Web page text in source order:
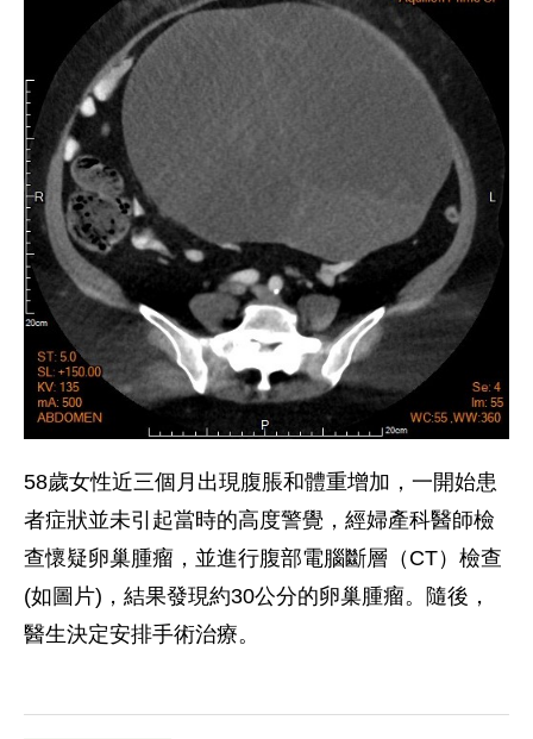
58歲女性近三個月出現腹脹和體重增加，一開始患
者症狀並未引起當時的高度警覺，經婦產科醫師檢
查懷疑卵巢腫瘤，並進行腹部電腦斷層（CT）檢查
(如圖片)，結果發現約30公分的卵巢腫瘤。隨後，
醫生決定安排手術治療。